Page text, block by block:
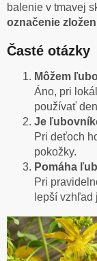
balenie v tmavej
označenie
Časté otázky
Môžem
Áno, pri
používať
Je
Pri deťoch
pokožky.
Pomáha
Pri
lepší vzhľad